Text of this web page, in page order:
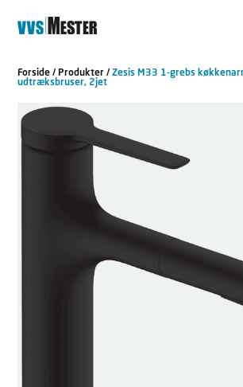
Forside /Produkter /Zesis M33 1-grebs
udtræksbruser, 2jet